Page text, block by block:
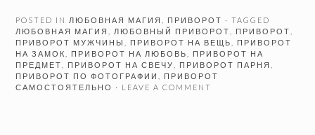
POSTED IN ЛЮБОВНАЯ МАГИЯ ПРИВОРОТ · TAGGED
ЛЮБОВНАЯ МАГИЯ
ЛЮБОВНЫЙ ПРИВОРОТ ПРИВОРОТ
ПРИВОРОТ МУЖЧИНЫ
ПРИВОРОТ НА ВЕЩЬ
ПРИВОРОТ
НА ЗАМОК
ПРИВОРОТ НА ЛЮБОВЬ
ПРИВОРОТ НА
ПРЕДМЕТ
ПРИВОРОТ НА СВЕЧУ ПРИВОРОТ ПАРНЯ
ПРИВОРОТ ПО ФОТОГРАФИИ
ПРИВОРОТ
САМОСТОЯТЕЛЬНО
· LEAVE A COMMENT